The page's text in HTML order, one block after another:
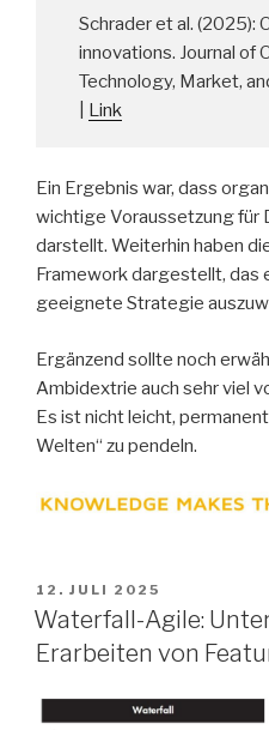
Schrader et al. (2025):
innovations. Journal of
Technology, Market,
Link
Ein Ergebnis war, dass
wichtige Voraussetzung für
darstellt. Weiterhin haben
Framework dargestellt, das
geeignete Strategie
Ergänzend sollte noch
Ambidextrie auch sehr viel
Es ist nicht leicht,
Welten“ zu pendeln.
VERÖFFENTLICHT
AM
12. JULI 2025
Waterfall-Agile:
Erarbeiten von